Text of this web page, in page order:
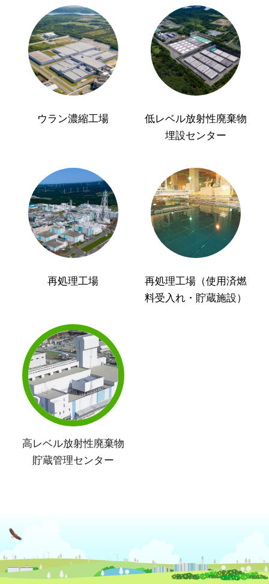
ウラン濃縮工場
低レベル放射性廃棄物
埋設センター
再処理工場
再処理工場（使用済燃
料受入れ・貯蔵施設）
高レベル放射性廃棄物
貯蔵管理センター